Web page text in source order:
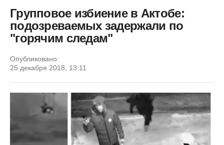
Групповое избиение в Актобе:
подозреваемых задержали по
"горячим следам"
Опубликовано:
25 декабря 2018, 13:11